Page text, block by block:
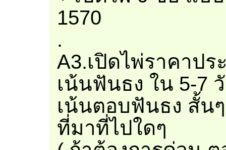
1570
.
A3.เปิดไพ่ราคาป
เน้นฟันธง ใน 5-7
เน้นตอบฟันธง สั้น
ที่มาที่ไปใดๆ